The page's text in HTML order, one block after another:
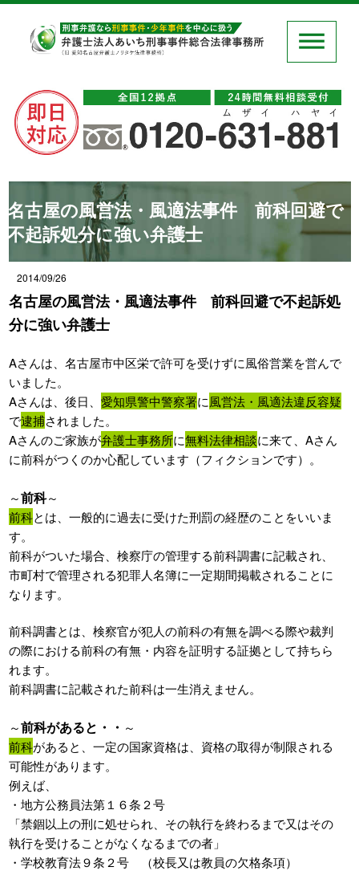
名古屋の風営法・風適法事件 前科回避で
不起訴処分に強い弁護士
2014/09/26
名古屋の風営法・風適法事件 前科回避で不起訴処
分に強い弁護士
Aさんは、名古屋市中区栄で許可を受けずに風俗営業を営んで
いました。
Aさんは、後日、愛知県警中警察署に風営法・風適法違反容疑
で逮捕されました。
Aさんのご家族が弁護士事務所に無料法律相談に来て、Aさん
に前科がつくのか心配しています（フィクションです）。
～前科～
前科とは、一般的に過去に受けた刑罰の経歴のことをいいま
す。
前科がついた場合、検察庁の管理する前科調書に記載され、
市町村で管理される犯罪人名簿に一定期間掲載されることに
なります。
前科調書とは、検察官が犯人の前科の有無を調べる際や裁判
の際における前科の有無・内容を証明する証拠として持ちら
れます。
前科調書に記載された前科は一生消えません。
～前科があると・・ ～
前科があると、一定の国家資格は、資格の取得が制限される
可能性があります。
例えば、
・地方公務員法第１６条２号
「禁錮以上の刑に処せられ、その執行を終わるまで又はその
執行を受けることがなくなるまでの者」
・学校教育法９条２号 （校長又は教員の欠格条項）